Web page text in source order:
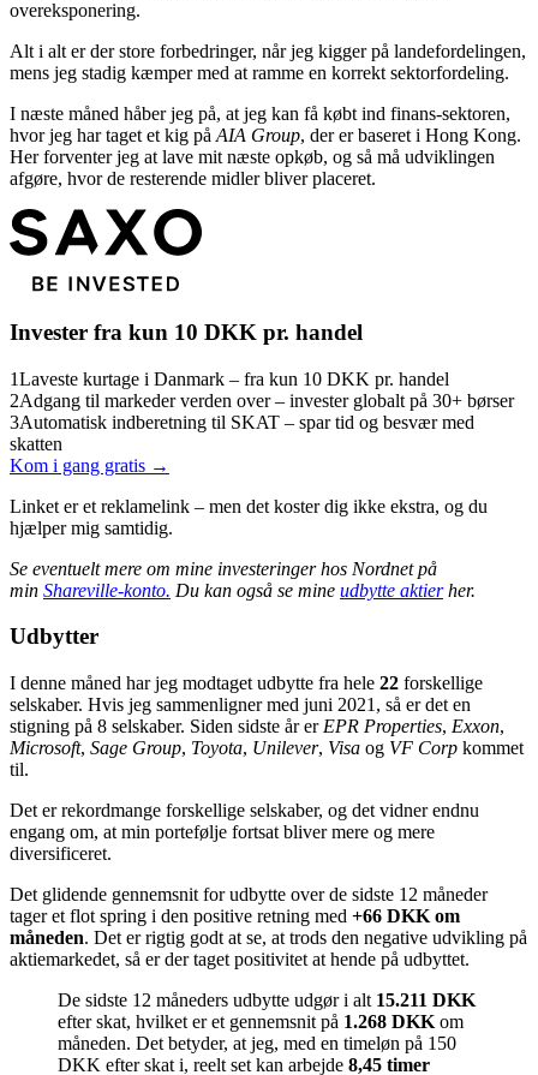
overeksponering.
Alt i alt er der store forbedringer, når jeg kigger på landefordelingen,
mens jeg stadig kæmper med at ramme en korrekt sektorfordeling.
I næste måned håber jeg på, at jeg kan få købt ind finans-sektoren,
hvor jeg har taget et kig på AIA Group, der er baseret i Hong Kong.
Her forventer jeg at lave mit næste opkøb, og så må udviklingen
afgøre, hvor de resterende midler bliver placeret.
Invester fra kun 10 DKK pr. handel
1Laveste kurtage i Danmark – fra kun 10 DKK pr. handel
2Adgang til markeder verden over – invester globalt på 30+ børser
3Automatisk indberetning til SKAT – spar tid og besvær med
skatten
Kom i gang gratis →
Linket er et reklamelink – men det koster dig ikke ekstra, og du
hjælper mig samtidig.
Se eventuelt mere om mine investeringer hos Nordnet på
min Shareville-konto. Du kan også se mine udbytte aktierher.
Udbytter
I denne måned har jeg modtaget udbytte fra hele 22 forskellige
selskaber. Hvis jeg sammenligner med juni 2021, så er det en
stigning på 8 selskaber. Siden sidste år er EPR Properties, Exxon,
Microsoft, Sage Group, Toyota, Unilever, Visa og VF Corp kommet
til.
Det er rekordmange forskellige selskaber, og det vidner endnu
engang om, at min portefølje fortsat bliver mere og mere
diversificeret.
Det glidende gennemsnit for udbytte over de sidste 12 måneder
tager et flot spring i den positive retning med +66 DKK om
måneden. Det er rigtig godt at se, at trods den negative udvikling på
aktiemarkedet, så er der taget positivitet at hende på udbyttet.
De sidste 12 måneders udbytte udgør i alt 15.211 DKK
efter skat, hvilket er et gennemsnit på 1.268 DKK om
måneden. Det betyder, at jeg, med en timeløn på 150
DKK efter skat i, reelt set kan arbejde 8,45 timer